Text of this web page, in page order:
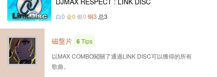
白0 金0 银0 铜3 总3
磁盤片 6Tips
以MAX COMBO闖關了通過LINK DISC可以獲得的所有
歌曲。